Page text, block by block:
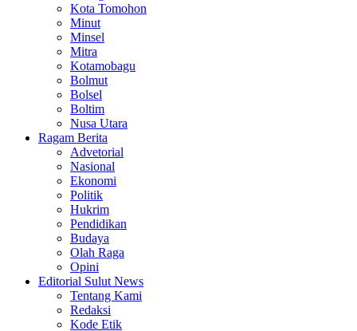
Kota Tomohon
Minut
Minsel
Mitra
Kotamobagu
Bolmut
Bolsel
Boltim
Nusa Utara
Ragam Berita
Advetorial
Nasional
Ekonomi
Politik
Hukrim
Pendidikan
Budaya
Olah Raga
Opini
Editorial Sulut News
Tentang Kami
Redaksi
Kode Etik